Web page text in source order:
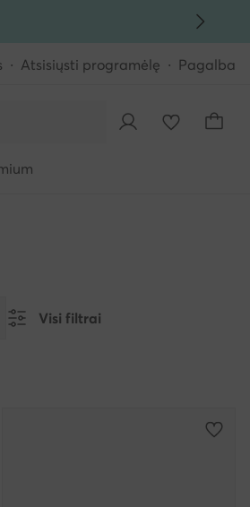
Atsisiųsti programėlę Pagalba
Visi filtrai